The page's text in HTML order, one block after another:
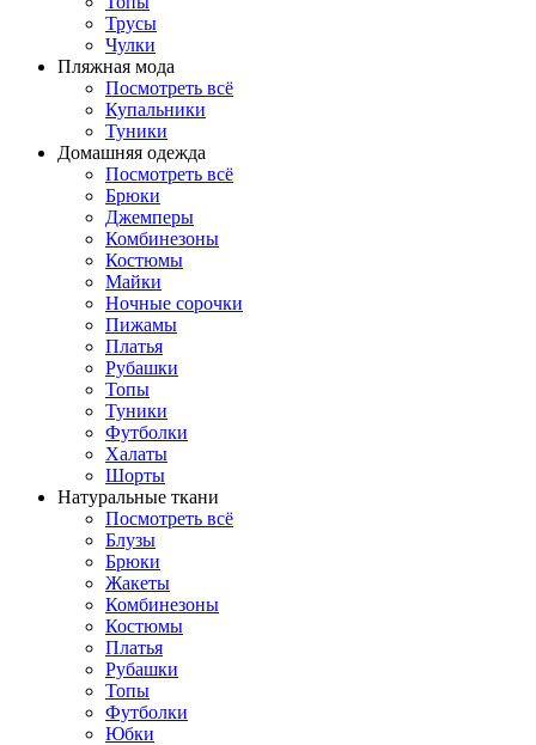
Трусы
Чулки
Пляжная мода
Посмотреть всё
Купальники
Туники
Домашняя одежда
Посмотреть всё
Брюки
Джемперы
Комбинезоны
Костюмы
Майки
Ночные сорочки
Пижамы
Платья
Рубашки
Топы
Туники
Футболки
Халаты
Шорты
Натуральные ткани
Посмотреть всё
Блузы
Брюки
Жакеты
Комбинезоны
Костюмы
Платья
Рубашки
Топы
Футболки
Юбки